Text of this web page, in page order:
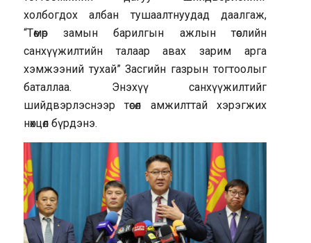
холбогдох албан тушаалтнуудад даалгаж,
“Төмөр замын барилгын ажлын төслийн
санхүүжилтийн талаар авах зарим арга
хэмжээний тухай” Засгийн газрын тогтоолыг
баталлаа. Энэхүү санхүүжилтийг
шийдвэрлэснээр төсөл амжилттай хэрэгжих
нөхцөл бүрдэнэ.